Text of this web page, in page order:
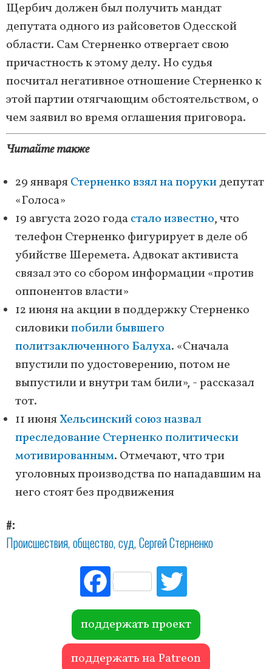
Щербич должен был получить мандат
депутата одного из райсоветов Одесской
области. Сам Стерненко отвергает свою
причастность к этому делу. Но судья
посчитал негативное отношение Стерненко к
этой партии отягчающим обстоятельством, о
чем заявил во время оглашения приговора.
Читайте также
29 январяСтерненко взял на порукидепутат
«Голоса»
19 августа 2020 годастало известно, что
телефон Стерненко фигурирует в деле об
убийстве Шеремета. Адвокат активиста
связал это со сбором информации «против
оппонентов власти»
12 июня на акции в поддержку Стерненко
силовикипобили бывшего
политзаключенного Балуха. «Сначала
впустили по удостоверению, потом не
выпустили и внутри там били», - рассказал
тот.
11 июняХельсинский союз назвал
преследование Стерненко политически
мотивированным. Отмечают, что три
уголовных производства по нападавшим на
него стоят без продвижения
#
Происшествия общество суд Сергей Стерненко
Fac
ebo
ok r
поддержать проект
поддержать на Patreon